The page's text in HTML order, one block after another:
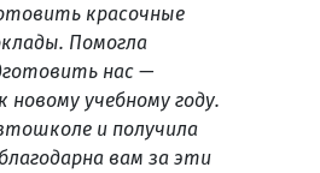
красочные
Помогла
нас —
новому учебному году.
и получила
вам за эти